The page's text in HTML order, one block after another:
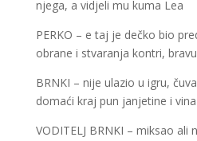
njega, a vidjeli mu kuma Lea
PERKO – e taj je dečko bio
obrane i stvaranja kontri,
BRNKI – nije ulazio u igru,
domaći kraj pun janjetine i vina
VODITELJ BRNKI – miksao ali